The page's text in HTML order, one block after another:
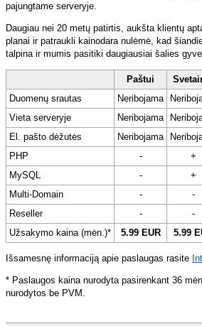
pajungtame serveryje.
Daugiau nei 20 metų patirtis, aukšta klientų
planai ir patraukli kainodara nulėmė, kad
talpina ir mumis pasitiki daugiausiai šalies
Paštui
Duomenų srautas
Neribojama
Vieta serveryje
Neribojama
El. pašto dėžutės
Neribojama
PHP
- +
MySQL
- +
Multi-Domain
- -
Reseller
- -
Užsakymo kaina (mėn.)*
5.99 EUR 5.99
Išsamesnę informaciją apie paslaugas rasite
* Paslaugos kaina nurodyta pasirenkant 36
nurodytos be PVM.